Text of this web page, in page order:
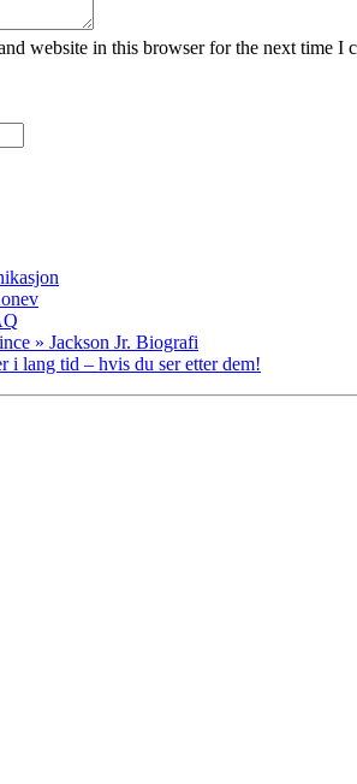
website in this browser for the next time I
» Jackson Jr. Biografi
i lang tid – hvis du ser etter dem!